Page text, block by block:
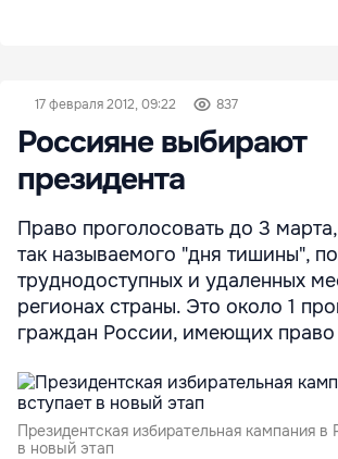
17 февраля 2012, 09:22 837
Россияне выбирают
президента
Право проголосовать до 3
так называемого "дня тишины",
труднодоступных и удаленных
регионах страны. Это около 1
граждан России, имеющих право
Президентская избирательная кампания в
в новый этап